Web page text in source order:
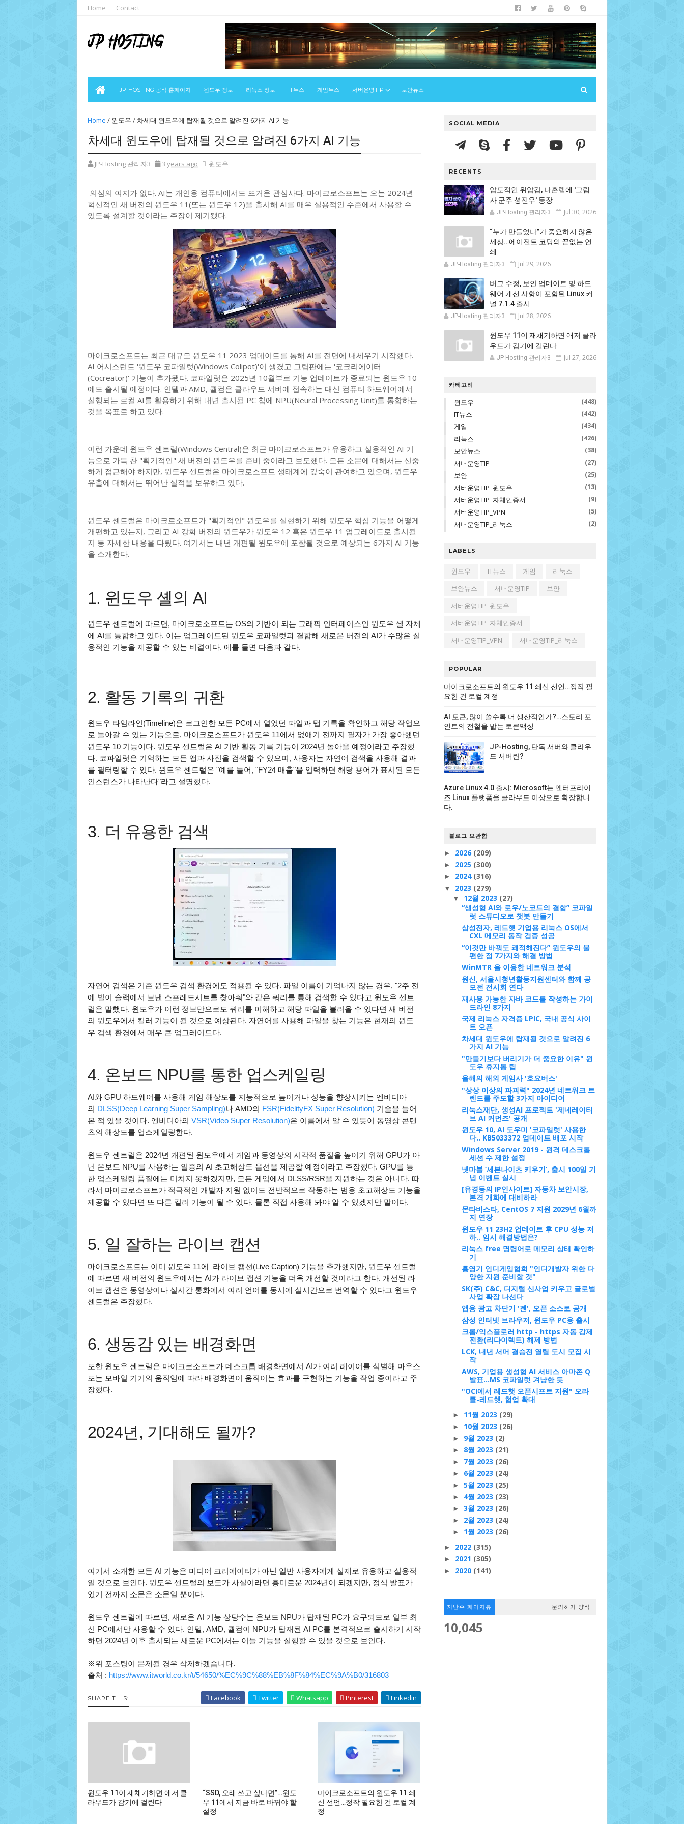
Home Contact
JP-HOSTING 공식 홈페이지 윈도우 정보 리눅스 정보 IT뉴스 게임뉴스 서버운영TIP 보안뉴스
Home / 윈도우 / 차세대 윈도우에 탑재될 것으로 알려진 6가지 AI 기능
차세대 윈도우에 탑재될 것으로 알려진 6가지 AI 기능
JP-Hosting 관리자3 3 years ago 윈도우
의심의 여지가 없다. AI는 개인용 컴퓨터에서도 뜨거운 관심사다. 마이크로소프트는 오는 2024년
혁신적인 새 버전의 윈도우 11(또는 윈도우 12)을 출시해 AI를 매우 실용적인 수준에서 사용할 수
있도록 설계할 것이라는 주장이 제기됐다.
마이크로소프트는 최근 대규모 윈도우 11 2023 업데이트를 통해 AI를 전면에 내세우기 시작했다.
AI 어시스턴트 '윈도우 코파일럿(Windows Colipot)'이 생겼고 그림판에는 '코크리에이터
(Cocreator)' 기능이 추가됐다. 코파일럿은 2025년 10월부로 기능 업데이트가 종료되는 윈도우 10
에도 출시될 예정이다. 인텔과 AMD, 퀄컴은 클라우드 서버에 접속하는 대신 컴퓨터 하드웨어에서
실행되는 로컬 AI를 활용하기 위해 내년 출시될 PC 칩에 NPU(Neural Processing Unit)를 통합하는
것을 목표로 하고 있다.
이런 가운데 윈도우 센트럴(Windows Central)은 최근 마이크로소프트가 유용하고 실용적인 AI 기
능으로 가득 찬 "획기적인" 새 버전의 윈도우를 준비 중이라고 보도했다. 모든 소문에 대해서는 신중
하게 접근해야 하지만, 윈도우 센트럴은 마이크로소프트 생태계에 깊숙이 관여하고 있으며, 윈도우
유출에 대해서는 뛰어난 실적을 보유하고 있다.
윈도우 센트럴은 마이크로소프트가 "획기적인" 윈도우를 실현하기 위해 윈도우 핵심 기능을 어떻게
개편하고 있는지, 그리고 AI 강화 버전의 윈도우가 윈도우 12 혹은 윈도우 11 업그레이드로 출시될
지 등 자세한 내용을 다뤘다. 여기서는 내년 개편될 윈도우에 포함될 것으로 예상되는 6가지 AI 기능
을 소개한다.
1. 윈도우 셸의 AI
윈도우 센트럴에 따르면, 마이크로소프트는 OS의 기반이 되는 그래픽 인터페이스인 윈도우 셸 자체
에 AI를 통합하고 있다. 이는 업그레이드된 윈도우 코파일럿과 결합해 새로운 버전의 AI가 수많은 실
용적인 기능을 제공할 수 있는 비결이다. 예를 들면 다음과 같다.
2. 활동 기록의 귀환
윈도우 타임라인(Timeline)은 로그인한 모든 PC에서 열었던 파일과 탭 기록을 확인하고 해당 작업으
로 돌아갈 수 있는 기능으로, 마이크로소프트가 윈도우 11에서 없애기 전까지 필자가 가장 좋아했던
윈도우 10 기능이다. 윈도우 센트럴은 AI 기반 활동 기록 기능이 2024년 돌아올 예정이라고 주장했
다. 코파일럿은 기억하는 모든 앱과 사진을 검색할 수 있으며, 사용자는 자연어 검색을 사용해 결과
를 필터링할 수 있다. 윈도우 센트럴은 "예를 들어, "FY24 매출"을 입력하면 해당 용어가 표시된 모든
인스턴스가 나타난다"라고 설명했다.
3. 더 유용한 검색
자연어 검색은 기존 윈도우 검색 환경에도 적용될 수 있다. 파일 이름이 기억나지 않는 경우, "2주 전
에 빌이 슬랙에서 보낸 스프레드시트를 찾아줘"와 같은 쿼리를 통해 검색할 수 있다고 윈도우 센트
럴은 말했다. 윈도우가 이런 정보만으로도 쿼리를 이해하고 해당 파일을 불러올 수 있다면 새 버전
의 윈도우에서 킬러 기능이 될 것으로 예상된다. 자연어를 사용해 파일을 찾는 기능은 현재의 윈도
우 검색 환경에서 매우 큰 업그레이드다.
4. 온보드 NPU를 통한 업스케일링
AI와 GPU 하드웨어를 사용해 게임 해상도를 지능적으로 높이거나 성능을 향상시키는 엔비디아
의 DLSS(Deep Learning Super Sampling)나 AMD의 FSR(FidelityFX Super Resolution) 기술을 들어
본 적 있을 것이다. 엔비디아의 VSR(Video Super Resolution)은 이름에서 알 수 있듯이 동영상 콘텐
츠의 해상도를 업스케일링한다.
윈도우 센트럴은 2024년 개편된 윈도우에서 게임과 동영상의 시각적 품질을 높이기 위해 GPU가 아
닌 온보드 NPU를 사용하는 일종의 AI 초고해상도 옵션을 제공할 예정이라고 주장했다. GPU를 통
한 업스케일링 품질에는 미치지 못하겠지만, 모든 게임에서 DLSS/RSR을 지원하는 것은 아니다. 따
라서 마이크로소프트가 적극적인 개발자 지원 없이도 전반적으로 작동하는 범용 초고해상도 기능을
제공할 수 있다면 또 다른 킬러 기능이 될 수 있다. 물론 직접 사용해 봐야 알 수 있겠지만 말이다.
5. 일 잘하는 라이브 캡션
마이크로소프트는 이미 윈도우 11에 라이브 캡션(Live Caption) 기능을 추가했지만, 윈도우 센트럴
에 따르면 새 버전의 윈도우에서는 AI가 라이브 캡션 기능을 더욱 개선할 것이라고 한다. 개선된 라
이브 캡션은 동영상이나 실시간 통화에서 여러 언어를 동시에 실시간으로 번역할 수 있다고 윈도우
센트럴은 주장했다.
6. 생동감 있는 배경화면
또한 윈도우 센트럴은 마이크로소프트가 데스크톱 배경화면에서 AI가 여러 레이어를 식별해 마우스
또는 모바일 기기의 움직임에 따라 배경화면이 움직이는 효과를 구현하는 기능을 작업 중이라고 주
장했다.
2024년, 기대해도 될까?
여기서 소개한 모든 AI 기능은 미디어 크리에이터가 아닌 일반 사용자에게 실제로 유용하고 실용적
일 것으로 보인다. 윈도우 센트럴의 보도가 사실이라면 흥미로운 2024년이 되겠지만, 정식 발표가
있기 전까지 소문은 소문일 뿐이다.
윈도우 센트럴에 따르면, 새로운 AI 기능 상당수는 온보드 NPU가 탑재된 PC가 요구되므로 일부 최
신 PC에서만 사용할 수 있다. 인텔, AMD, 퀄컴이 NPU가 탑재된 AI PC를 본격적으로 출시하기 시작
하면 2024년 이후 출시되는 새로운 PC에서는 이들 기능을 실행할 수 있을 것으로 보인다.
※위 포스팅이 문제될 경우 삭제하겠습니다.
출처 : https://www.itworld.co.kr/t/54650/%EC%9C%88%EB%8F%84%EC%9A%B0/316803
SHARE THIS: Facebook Twitter Whatsapp Pinterest Linkedin
윈도우 11이 재채기하면 애저 클
라우드가 감기에 걸린다
“SSD, 오래 쓰고 싶다면”…윈도
우 11에서 지금 바로 바꿔야 할
설정
마이크로소프트의 윈도우 11 쇄
신 선언…정작 필요한 건 로컬 계
정
SOCIAL MEDIA
RECENTS
압도적인 위압감, 나혼렙에 '그림
자 군주 성진우' 등장
JP-Hosting 관리자3 Jul 30, 2026
“누가 만들었나”가 중요하지 않은
세상…에이전트 코딩의 끝없는 연
쇄
JP-Hosting 관리자3 Jul 29, 2026
버그 수정, 보안 업데이트 및 하드
웨어 개선 사항이 포함된 Linux 커
널 7.1.4 출시
JP-Hosting 관리자3 Jul 28, 2026
윈도우 11이 재채기하면 애저 클라
우드가 감기에 걸린다
JP-Hosting 관리자3 Jul 27, 2026
카테고리
윈도우 (448)
IT뉴스 (442)
게임 (434)
리눅스 (426)
보안뉴스 (38)
서버운영TIP (27)
보안 (25)
서버운영TIP_윈도우 (13)
서버운영TIP_자체인증서 (9)
서버운영TIP_VPN (5)
서버운영TIP_리눅스 (2)
LABELS
윈도우 IT뉴스 게임
리눅스
보안뉴스
서버운영TIP
보안
서버운영TIP_윈도우
서버운영TIP_자체인증서
서버운영TIP_VPN
서버운영TIP_리눅스
POPULAR
마이크로소프트의 윈도우 11 쇄신 선언…정작 필
요한 건 로컬 계정
AI 토큰, 많이 쓸수록 더 생산적인가?…스토리 포
인트의 전철을 밟는 토큰맥싱
JP-Hosting, 단독 서버와 클라우
드 서버란?
Azure Linux 4.0 출시: Microsoft는 엔터프라이
즈 Linux 플랫폼을 클라우드 이상으로 확장합니
다.
블로그 보관함
► 2026 (209)
► 2025 (300)
► 2024 (316)
▼ 2023 (279)
▼ 12월 2023 (27)
“생성형 AI와 로우/노코드의 결합” 코파일
럿 스튜디오로 챗봇 만들기
삼성전자, 레드햇 기업용 리눅스 OS에서
CXL 메모리 동작 검증 성공
“이것만 바꿔도 쾌적해진다” 윈도우의 불
편한 점 7가지와 해결 방법
WinMTR 을 이용한 네트워크 분석
원신, 서울시청년활동지원센터와 함께 공
모전 전시회 연다
재사용 가능한 자바 코드를 작성하는 가이
드라인 8가지
국제 리눅스 자격증 LPIC, 국내 공식 사이
트 오픈
차세대 윈도우에 탑재될 것으로 알려진 6
가지 AI 기능
"만들기보다 버리기가 더 중요한 이유" 윈
도우 휴지통 팁
올해의 해외 게임사 '호요버스'
"상상 이상의 파괴력" 2024년 네트워크 트
렌드를 주도할 3가지 아이디어
리눅스재단, 생성AI 프로젝트 '제네레이티
브 AI 커먼즈' 공개
윈도우 10, AI 도우미 '코파일럿' 사용한
다.. KB5033372 업데이트 배포 시작
Windows Server 2019 - 원격 데스크톱
세션 수 제한 설정
넷마블 ‘세븐나이츠 키우기’, 출시 100일 기
념 이벤트 실시
[유경동의 IP인사이트] 자동차 보안시장,
본격 개화에 대비하라
몬타비스타, CentOS 7 지원 2029년 6월까
지 연장
윈도우 11 23H2 업데이트 후 CPU 성능 저
하.. 임시 해결방법은?
리눅스 free 명령어로 메모리 상태 확인하
기
홍영기 인디게임협회 "인디개발자 위한 다
양한 지원 준비할 것"
SK(주) C&C, 디지털 신사업 키우고 글로벌
사업 확장 나선다
앱용 광고 차단기 '젠', 오픈 소스로 공개
삼성 인터넷 브라우저, 윈도우 PC용 출시
크롬/익스플로러 http - https 자동 강제
전환(리다이렉트) 해제 방법
LCK, 내년 서머 결승전 열릴 도시 모집 시
작
AWS, 기업용 생성형 AI 서비스 아마존 Q
발표…MS 코파일럿 겨냥한 듯
"OCI에서 레드햇 오픈시프트 지원" 오라
클-레드햇, 협업 확대
► 11월 2023 (29)
► 10월 2023 (26)
► 9월 2023 (2)
► 8월 2023 (21)
► 7월 2023 (26)
► 6월 2023 (24)
► 5월 2023 (25)
► 4월 2023 (23)
► 3월 2023 (26)
► 2월 2023 (24)
► 1월 2023 (26)
► 2022 (315)
► 2021 (305)
► 2020 (141)
지난주 페이지뷰 문의하기 양식
10,045